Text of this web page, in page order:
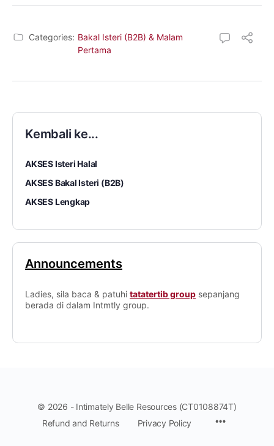
Categories: Bakal Isteri (B2B) & Malam
Pertama
Kembali ke...
AKSES Isteri Halal
AKSES Bakal Isteri (B2B)
AKSES Lengkap
Announcements
Ladies, sila baca & patuhi tatatertib group sepanjang
berada di dalam Intmtly group.
© 2026 - Intimately Belle Resources (CT0108874T)
Refund and Returns
Privacy Policy